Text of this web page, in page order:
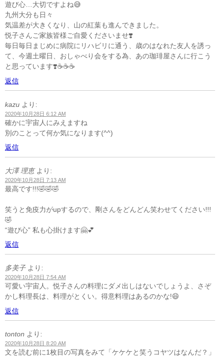
遊び心…大切ですよね😅
九州大分も日々
気温差が大きくなり、山の紅葉も進んできました。
悦子さんご家族皆様ご自愛くださいませ❣️
毎日毎日まじめに病院にリハビリに通う、歳のはなれた友人を誘っ
て、今週土曜日、おしゃべり会をする為、あの珈琲屋さんに行こう
と思っています❣️☕️☕️☕️
返信
kazu より:
2020年10月28日 6:12 AM
確かに宇宙人にみえますね
別のことって何か気になります(^^)
返信
大澤 理恵 より:
2020年10月28日 7:13 AM
最高です!!!🤣🤣🤣
笑うと免疫力がupするので、剛さんをどんどん笑わせてください!!!
🤣
“遊び心” 私も心掛けます🤗💕
返信
多美子 より:
2020年10月28日 7:54 AM
可愛い宇宙人。悦子さんの料理にダメ出しはないでしょうよ、さぞ
かし料理長は、料理がとくい。得意料理はあるのかな!😄
返信
tonton より:
2020年10月28日 8:20 AM
文を読む前に1枚目の写真をみて「ケケケと笑うコヤツはなんだ？」